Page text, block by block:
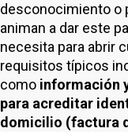
desconocimiento o
animan a dar este
necesita para abrir
requisitos típicos
como información
para acreditar
domicilio (factura